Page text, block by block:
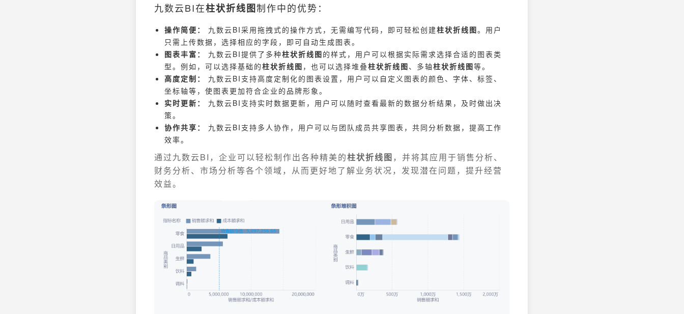
九数云BI在柱状折线图制作中的优势：
操作简便： 九数云BI采用拖拽式的操作方式，无需编写代码，即可轻松创建柱状折线图。用户
只需上传数据，选择相应的字段，即可自动生成图表。
图表丰富：
九数云BI提供了多种柱状折线图的样式，用户可以根据实际需求选择合适的图表类
型。例如，可以选择基础的柱状折线图 ，也可以选择堆叠柱状折线图、多轴柱状折线图等。
高度定制：
九数云BI支持高度定制化的图表设置，用户可以自定义图表的颜色、字体、标签、
坐标轴等，使图表更加符合企业的品牌形象。
实时更新：
九数云BI支持实时数据更新，用户可以随时查看最新的数据分析结果，及时做出决
策。
协作共享：
九数云BI支持多人协作，用户可以与团队成员共享图表，共同分析数据，提高工作
效率。
通过九数云BI，企业可以轻松制作出各种精美的柱状折线图 ，并将其应用于销售分析、
财务分析、市场分析等各个领域，从而更好地了解业务状况，发现潜在问题，提升经营
效益。